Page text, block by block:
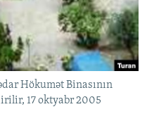
Hökumət Binasının
17 oktyabr 2005